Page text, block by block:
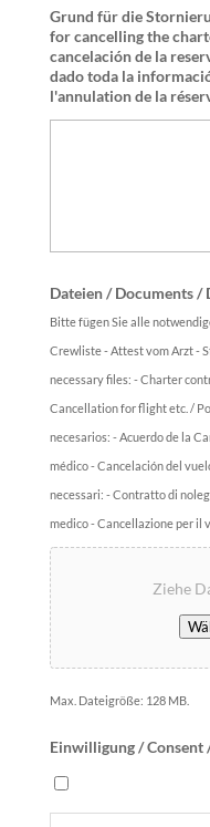
Grund für die
for cancelling the
cancelación de la
dado toda la
l'annulation de la
Dateien / Documents
Bitte fügen Sie alle
Crewliste - Attest vom Arzt -
necessary files: - Charter
Cancellation for flight etc. /
necesarios: - Acuerdo de la
médico - Cancelación del
necessari: - Contratto di
medico - Cancellazione per il
Ziehe
Max. Dateigröße: 128 MB.
Einwilligung / Consent